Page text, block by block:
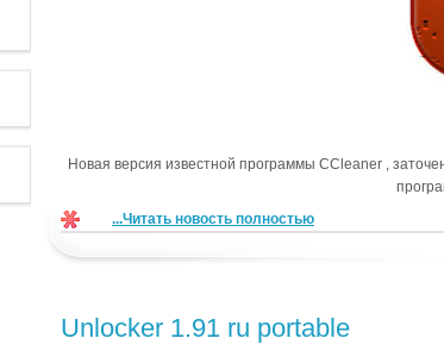
Новая версия известной программы CCleaner ,
...Читать новость полностью
Unlocker 1.91 ru portable